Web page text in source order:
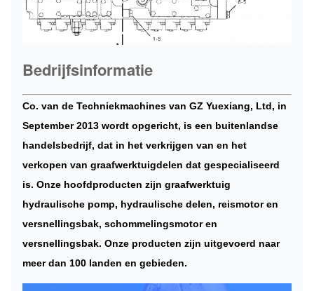
Bedrijfsinformatie
Co. van de Techniekmachines van GZ Yuexiang, Ltd, in
September 2013 wordt opgericht, is een buitenlandse
handelsbedrijf, dat in het verkrijgen van en het
verkopen van graafwerktuigdelen dat gespecialiseerd
is. Onze hoofdproducten zijn graafwerktuig
hydraulische pomp, hydraulische delen, reismotor en
versnellingsbak, schommelingsmotor en
versnellingsbak. Onze producten zijn uitgevoerd naar
meer dan 100 landen en gebieden.